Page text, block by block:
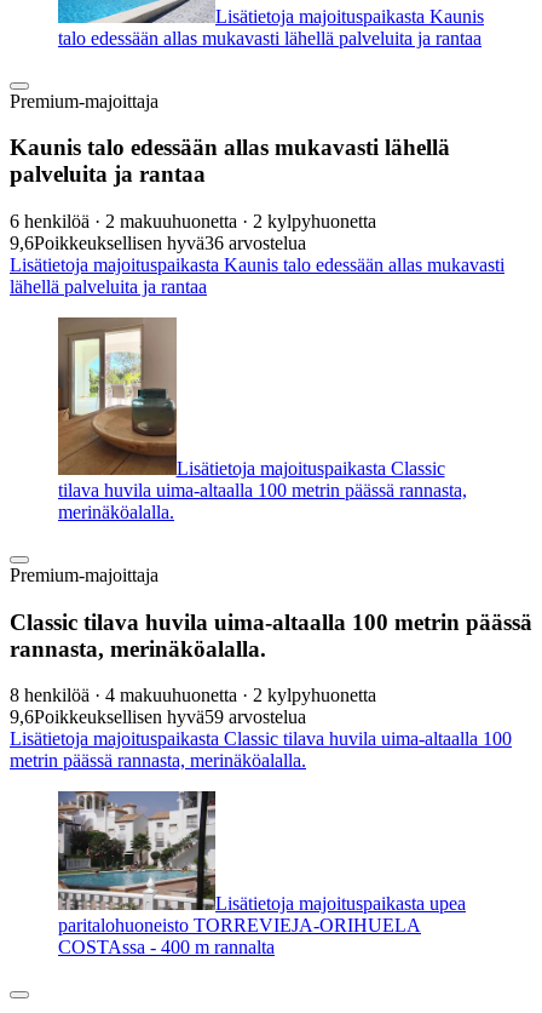
Lisätietoja majoituspaikasta Kaunis
talo edessään allas mukavasti lähellä palveluita ja rantaa
Premium-majoittaja
Kaunis talo edessään allas mukavasti lähellä
palveluita ja rantaa
6 henkilöä · 2 makuuhuonetta · 2 kylpyhuonetta
9,6Poikkeuksellisen hyvä36 arvostelua
Lisätietoja majoituspaikasta Kaunis talo edessään allas mukavasti
lähellä palveluita ja rantaa
Lisätietoja majoituspaikasta Classic
tilava huvila uima-altaalla 100 metrin päässä rannasta,
merinäköalalla.
Premium-majoittaja
Classic tilava huvila uima-altaalla 100 metrin päässä
rannasta, merinäköalalla.
8 henkilöä · 4 makuuhuonetta · 2 kylpyhuonetta
9,6Poikkeuksellisen hyvä59 arvostelua
Lisätietoja majoituspaikasta Classic tilava huvila uima-altaalla 100
metrin päässä rannasta, merinäköalalla.
Lisätietoja majoituspaikasta upea
paritalohuoneisto TORREVIEJA-ORIHUELA
COSTAssa - 400 m rannalta